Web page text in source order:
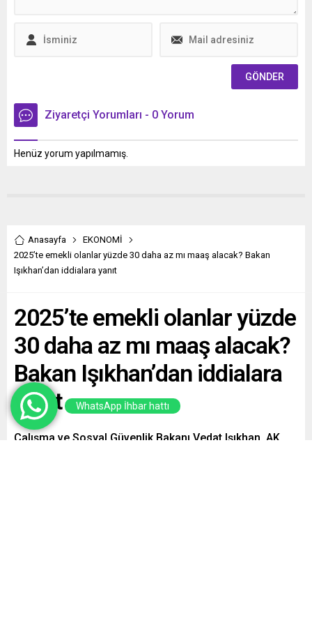
Ziyaretçi Yorumları - 0 Yorum
Henüz yorum yapılmamış.
Anasayfa
EKONOMİ
2025’te emekli olanlar yüzde 30 daha az mı maaş alacak? Bakan
Işıkhan’dan iddialara yanıt
2025’te emekli olanlar yüzde
30 daha az mı maaş alacak?
Bakan Işıkhan’dan iddialara
yanıt
Çalışma ve Sosyal Güvenlik Bakanı Vedat Işıkhan, AK
WhatsApp İhbar hattı